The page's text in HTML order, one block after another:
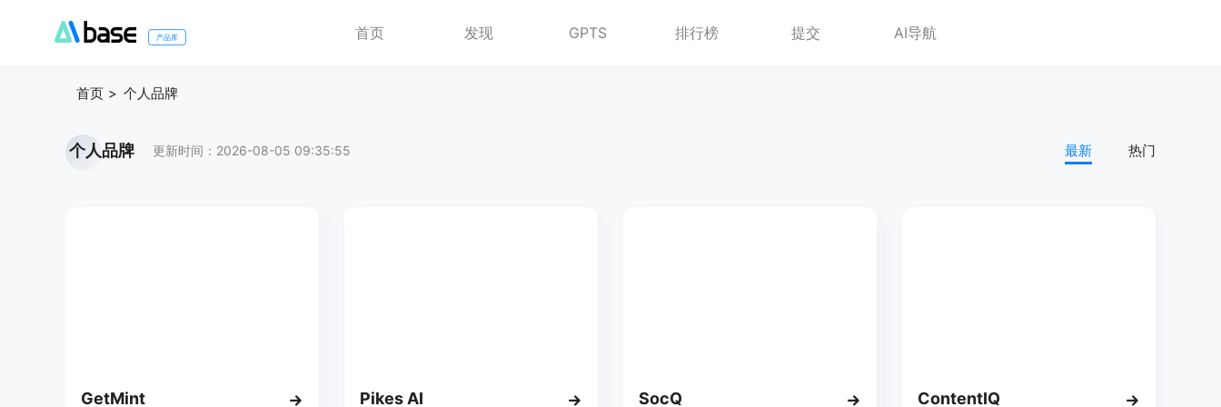
产品库 首页 发现 GPTS 排行榜 提交 AI导航
首页 个人品牌
个人品牌 更新时间：2026-08-05 09:35:55 最新 热门
GetMint Pikes AI SocQ ContentIQ